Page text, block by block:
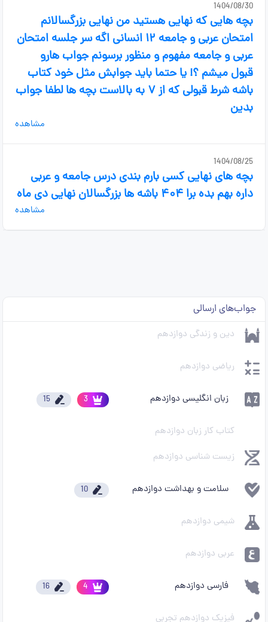
1404/08/30
بچه هایی که نهایی هستید من نهایی بزرگسالانم
امتحان عربی و جامعه ۱۲ انسانی اگه سر جلسه امتحان
عربی و جامعه مفهوم و منظور برسونم جواب هارو
قبول میشم ؟! یا حتما باید جوابش مثل خود کتاب
باشه شرط قبولی که از ۷ به بالاست بچه ها لطفا جواب
بدین
مشاهده
1404/08/25
بچه های نهایی کسی بارم بندی درس جامعه و عربی
داره بهم بده برا ۴۰۴ باشه ها بزرگسالان نهایی دی ماه
مشاهده
جواب‌های ارسالی
دین و زندگی دوازدهم
ریاضی دوازدهم
زبان انگلیسی دوازدهم 3
15
کتاب کار زبان دوازدهم
زیست شناسی دوازدهم
سلامت و بهداشت دوازدهم 10
شیمی دوازدهم
عربی دوازدهم
فارسی دوازدهم 4
16
فیزیک دوازدهم تجربی